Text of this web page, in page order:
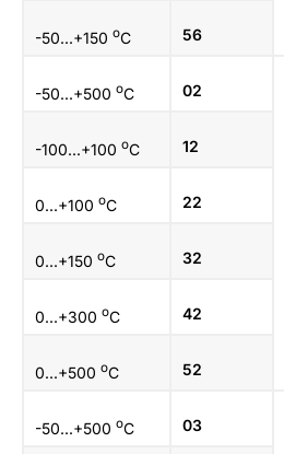
-50...+150 оC 56
-50...+500 оC 02
-100...+100 оC 12
0...+100 оC 22
0...+150 оC 32
0...+300 оC 42
0...+500 оC 52
-50...+500 оC 03